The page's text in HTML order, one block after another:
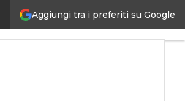
Aggiungi tra i preferiti su Google